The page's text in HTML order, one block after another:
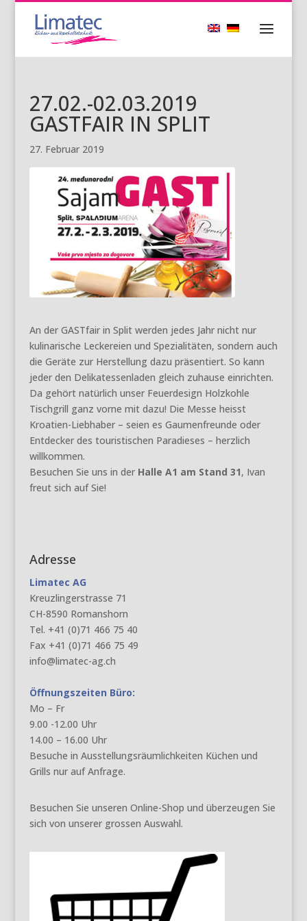
27.02.-02.03.2019
GASTFAIR IN SPLIT
27. Februar 2019
An der GASTfair in Split werden jedes Jahr nicht nur
kulinarische Leckereien und Spezialitäten, sondern auch
die Geräte zur Herstellung dazu präsentiert. So kann
jeder den Delikatessenladen gleich zuhause einrichten.
Da gehört natürlich unser Feuerdesign Holzkohle
Tischgrill ganz vorne mit dazu! Die Messe heisst
Kroatien-Liebhaber – seien es Gaumenfreunde oder
Entdecker des touristischen Paradieses – herzlich
willkommen.
Besuchen Sie uns in der Halle A1 am Stand 31, Ivan
freut sich auf Sie!
Adresse
Limatec AG
Kreuzlingerstrasse 71
CH-8590 Romanshorn
Tel. +41 (0)71 466 75 40
Fax +41 (0)71 466 75 49
info@limatec-ag.ch
Öffnungszeiten Büro:
Mo – Fr
9.00 -12.00 Uhr
14.00 – 16.00 Uhr
Besuche in Ausstellungsräumlichkeiten Küchen und
Grills nur auf Anfrage.
Besuchen Sie unseren Online-Shop und überzeugen Sie
sich von unserer grossen Auswahl.